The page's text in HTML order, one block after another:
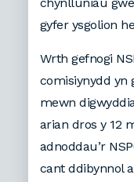
gyfer ysgolion
Wrth gefnogi
comisiynydd yn
mewn
arian dros y 12
adnoddau’r
cant ddibynnol